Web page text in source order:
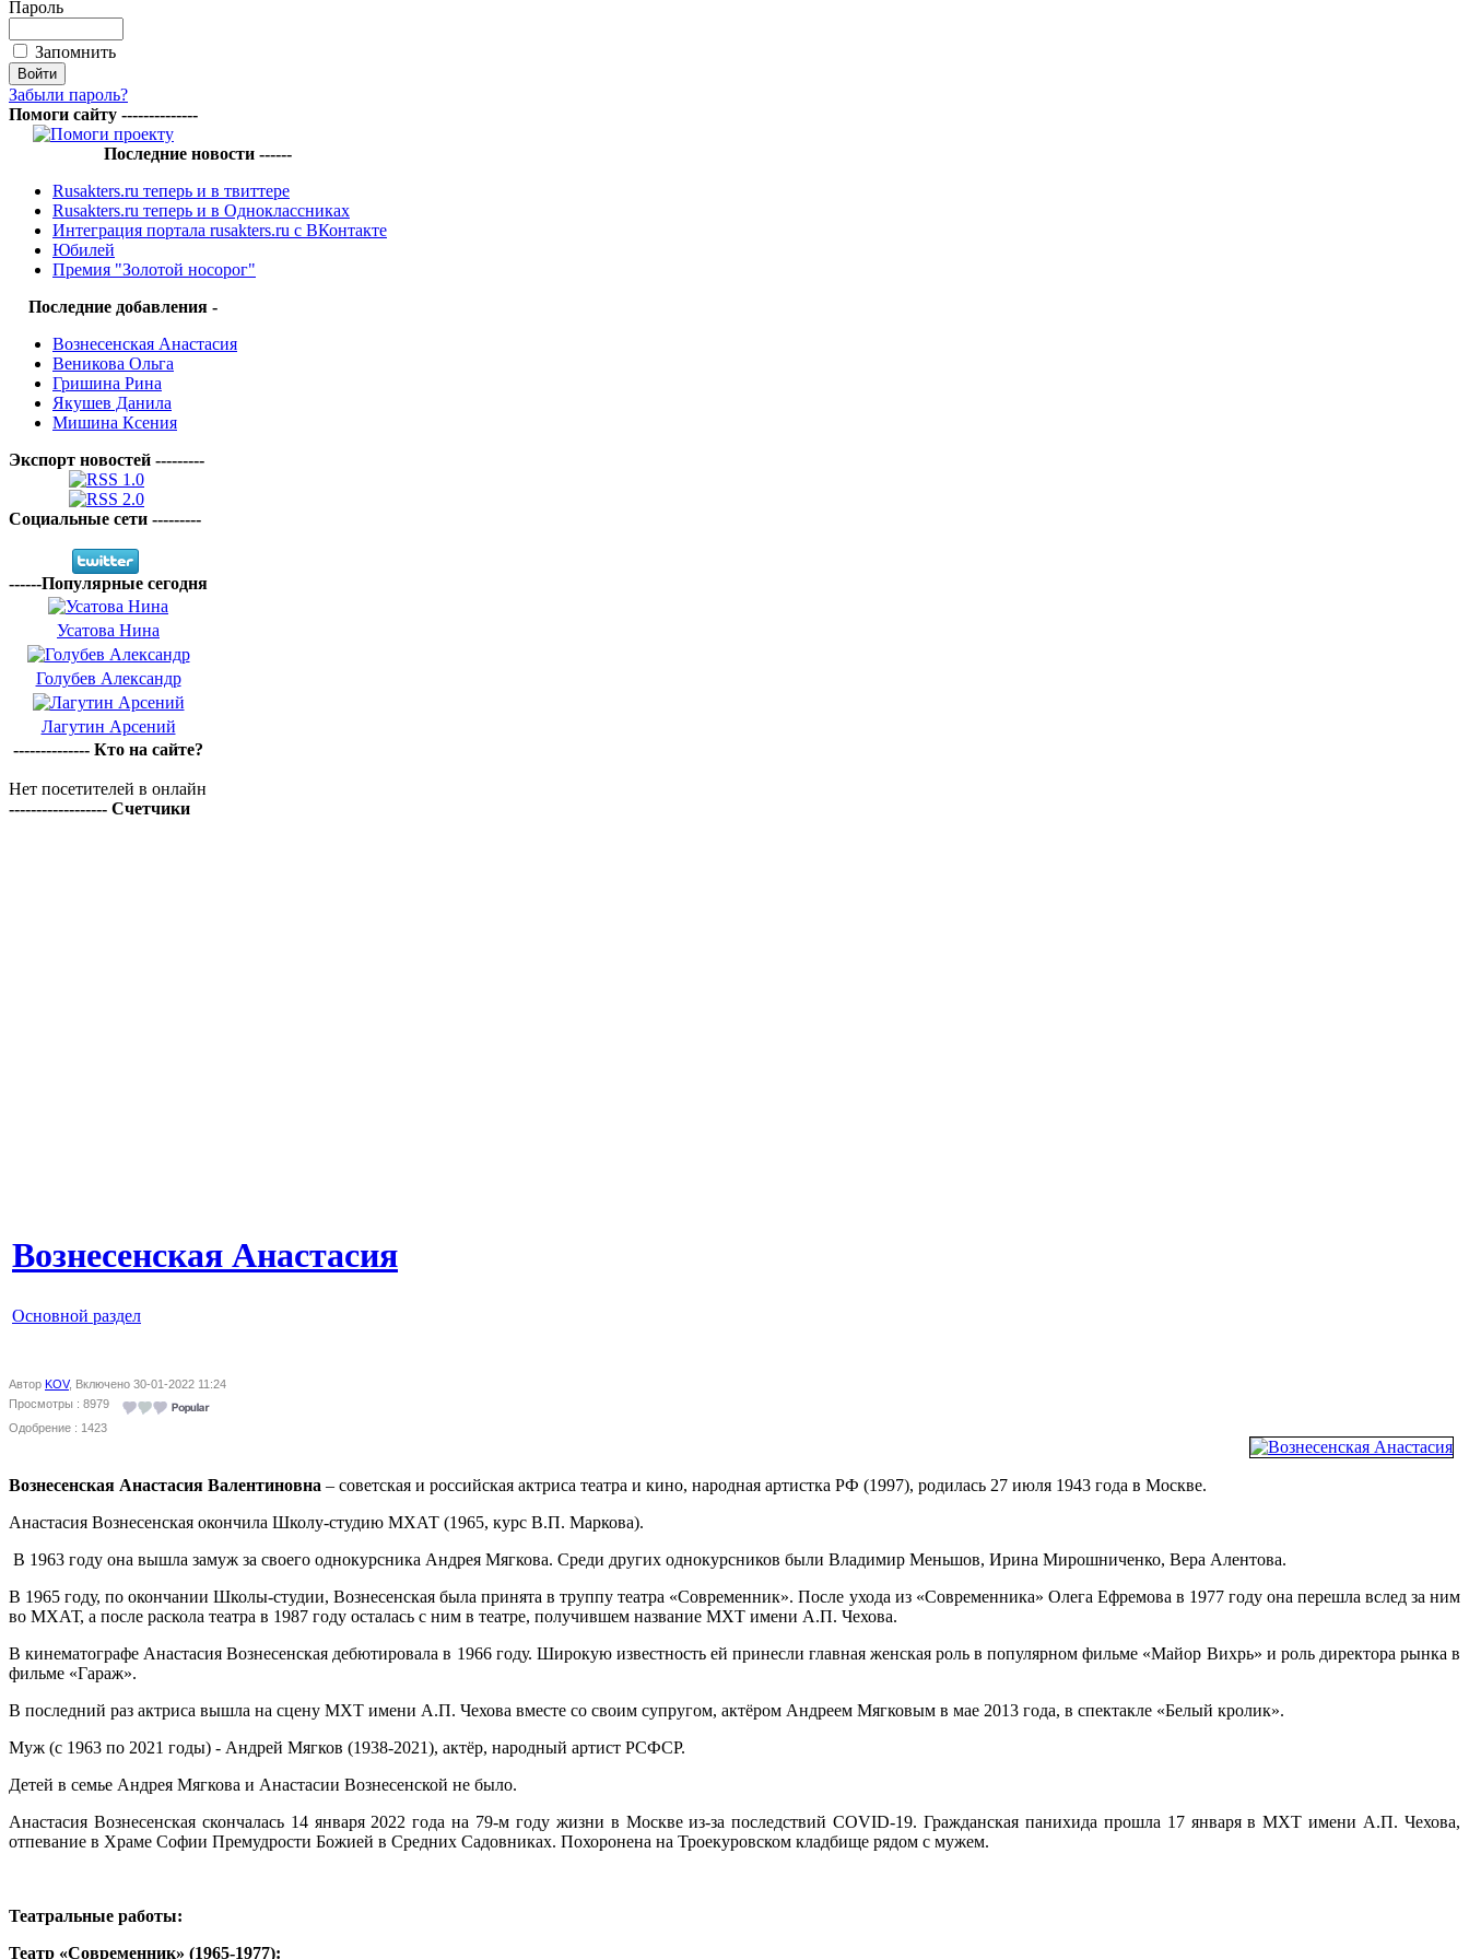
Пароль
Запомнить
Забыли пароль?
Помоги сайту --------------
Последние новости ------
Rusakters.ru теперь и в твиттере
Rusakters.ru теперь и в Одноклассниках
Интеграция портала rusakters.ru с ВКонтакте
Юбилей
Премия "Золотой носорог"
Последние добавления -
Вознесенская Анастасия
Веникова Ольга
Гришина Рина
Якушев Данила
Мишина Ксения
Экспорт новостей ---------
Социальные сети ---------
------Популярные сегодня
Усатова Нина
Голубев Александр
Лагутин Арсений
-------------- Кто на сайте?
Нет посетителей в онлайн
------------------ Счетчики
Вознесенская Анастасия
Основной раздел
Автор KOV, Включено 30-01-2022 11:24
Просмотры : 8979
Одобрение : 1423
Вознесенская Анастасия Валентиновна – советская и российская актриса театра и кино, народная артистка РФ (1997), родилась 27 июля 1943 года в Москве.
Анастасия Вознесенская окончила Школу-студию МХАТ (1965, курс В.П. Маркова).
В 1963 году она вышла замуж за своего однокурсника Андрея Мягкова. Среди других однокурсников были Владимир Меньшов, Ирина Мирошниченко, Вера Алентова.
В 1965 году, по окончании Школы-студии, Вознесенская была принята в труппу театра «Современник». После ухода из «Современника» Олега Ефремова в 1977 году она перешла вслед за ним
во МХАТ, а после раскола театра в 1987 году осталась с ним в театре, получившем название МХТ имени А.П. Чехова.
В кинематографе Анастасия Вознесенская дебютировала в 1966 году. Широкую известность ей принесли главная женская роль в популярном фильме «Майор Вихрь» и роль директора рынка в
фильме «Гараж».
В последний раз актриса вышла на сцену МХТ имени А.П. Чехова вместе со своим супругом, актёром Андреем Мягковым в мае 2013 года, в спектакле «Белый кролик».
Муж (с 1963 по 2021 годы) - Андрей Мягков (1938-2021), актёр, народный артист РСФСР.
Детей в семье Андрея Мягкова и Анастасии Вознесенской не было.
Анастасия Вознесенская скончалась 14 января 2022 года на 79-м году жизни в Москве из-за последствий COVID-19. Гражданская панихида прошла 17 января в МХТ имени А.П. Чехова,
отпевание в Храме Софии Премудрости Божией в Средних Садовниках. Похоронена на Троекуровском кладбище рядом с мужем.
Театральные работы:
Театр «Современник» (1965-1977):